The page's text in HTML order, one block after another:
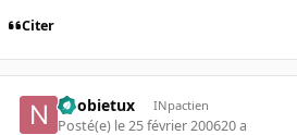
Citer
noobietux INpactien
Posté(e) le 25 février 200620 a